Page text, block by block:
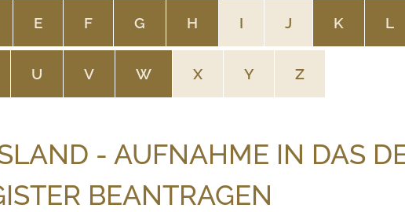
E F G H I J K L
U V W X Y Z
- AUFNAHME IN DAS
BEANTRAGEN